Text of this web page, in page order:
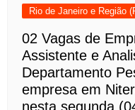
Rio de Janeiro e Região
02 Vagas de
Assistente e
Departamento
empresa em
nesta segunda